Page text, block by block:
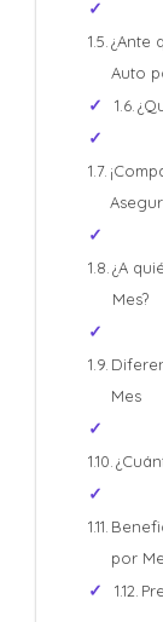
¿Ante
Auto
¿A
Mes?
Mes
por